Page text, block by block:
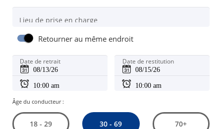
Lieu de prise en charge
Retourner au même endroit
Date de retrait Date de restitution
Âge du conducteur :
18 - 29 30 - 69 70+